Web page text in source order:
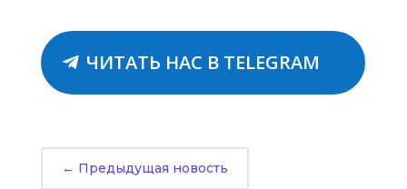
ЧИТАТЬ НАС В TELEGRAM
← Предыдущая новость